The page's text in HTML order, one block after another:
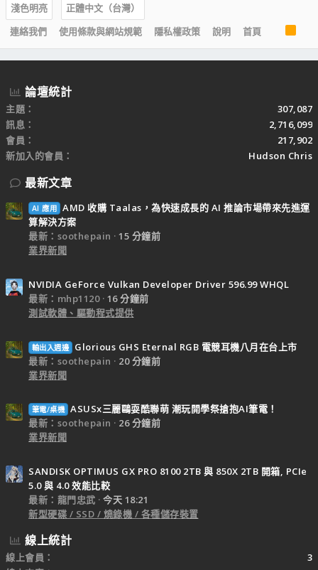
淺色明亮
正體中文（台灣）
連絡我們
使用條款與網站規範 隱私權政策 說明 首頁
R
S
S
論壇統計
主題
307,087
訊息
2,716,099
會員
217,902
新加入的會員
Hudson Chris
最新文章
AI 應用 AMD 收購 Taalas，為快速成長的 AI 推論市場帶來先進運
算解決方案
最新：soothepain
15 分鐘前
業界新聞
NVIDIA GeForce Vulkan Developer Driver 596.99 WHQL
最新：mhp1120
16 分鐘前
測試軟體、驅動程式提供
輸出入週邊
Glorious GHS Eternal RGB 電競耳機八月在台上市
最新：soothepain
20 分鐘前
業界新聞
筆電/桌機 ASUSx三麗鷗耍酷聯萌 潮玩開學祭搶抱AI筆電！
最新：soothepain
26 分鐘前
業界新聞
SANDISK OPTIMUS GX PRO 8100 2TB 與 850X 2TB 開箱, PCIe
5.0 與 4.0 效能比較
最新：龍門忠武
今天 18:21
新型硬碟 / SSD / 燒錄機 / 各種儲存裝置
線上統計
線上會員
3